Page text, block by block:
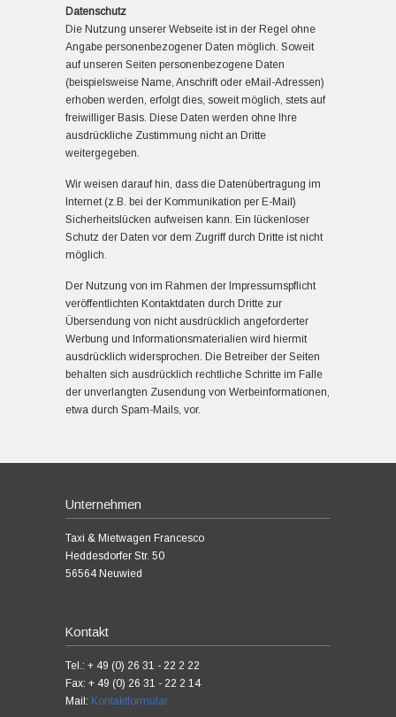
Datenschutz
Die Nutzung unserer Webseite ist in der Regel ohne
Angabe personenbezogener Daten möglich. Soweit
auf unseren Seiten personenbezogene Daten
(beispielsweise Name, Anschrift oder eMail-Adressen)
erhoben werden, erfolgt dies, soweit möglich, stets auf
freiwilliger Basis. Diese Daten werden ohne Ihre
ausdrückliche Zustimmung nicht an Dritte
weitergegeben.
Wir weisen darauf hin, dass die Datenübertragung im
Internet (z.B. bei der Kommunikation per E-Mail)
Sicherheitslücken aufweisen kann. Ein lückenloser
Schutz der Daten vor dem Zugriff durch Dritte ist nicht
möglich.
Der Nutzung von im Rahmen der Impressumspflicht
veröffentlichten Kontaktdaten durch Dritte zur
Übersendung von nicht ausdrücklich angeforderter
Werbung und Informationsmaterialien wird hiermit
ausdrücklich widersprochen. Die Betreiber der Seiten
behalten sich ausdrücklich rechtliche Schritte im Falle
der unverlangten Zusendung von Werbeinformationen,
etwa durch Spam-Mails, vor.
Unternehmen
Taxi & Mietwagen Francesco
Heddesdorfer Str. 50
56564 Neuwied
Kontakt
Tel.: + 49 (0) 26 31 - 22 2 22
Fax: + 49 (0) 26 31 - 22 2 14
Mail: Kontaktformular